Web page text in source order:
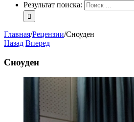
Результат поиска:
Главная/Рецензии/Сноуден
Назад Вперед
Сноуден